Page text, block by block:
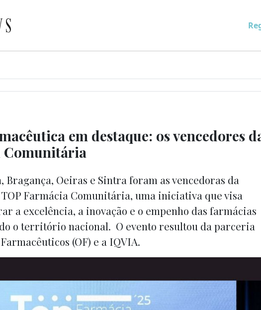
em destaque: os vencedores
Comunitária
Bragança, Oeiras e Sintra foram as vencedoras da
Farmácia Comunitária, uma iniciativa que visa
a excelência, a inovação e o empenho das farmácias
o território nacional. O evento resultou da parceria
(OF) e a IQVIA.